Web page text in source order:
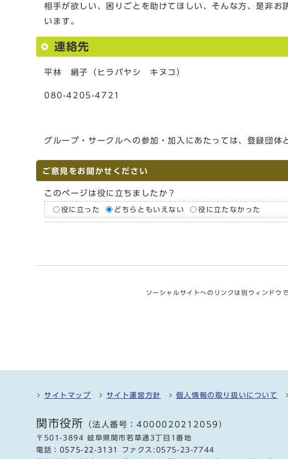
相手が欲しい、困りごとを助けてほしい、そんな方、是非
います。
連絡先
平林 絹子（ヒラバヤシ キヌコ）
080-4205-4721
グループ・サークルへの参加・加入にあたっては、登録団体
ご意見をお聞かせください
このページは役に立ちましたか？
役に立った どちらともいえない 役に立たなかった
ソーシャルサイトへのリンクは別ウィンドウ
サイトマップ サイト運営方針 個人情報の取り扱いについて
関市役所 （法人番号：4000020212059）
〒501-3894 岐阜県関市若草通3丁目1番地
電話： 0575-22-3131
ファクス:0575-23-7744